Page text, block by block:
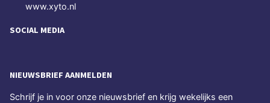
www.xyto.nl
SOCIAL MEDIA
NIEUWSBRIEF AANMELDEN
Schrijf je in voor onze nieuwsbrief en krijg wekelijks een